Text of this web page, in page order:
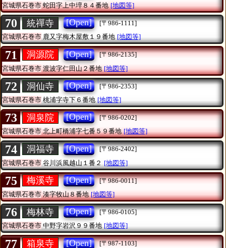
宮城県石巻市蛇田字上中埣８４番地 [地図等]
70 統禪寺 [Open]
[〒986-1111]
宮城県石巻市鹿又字梅木屋敷１９番地 [地図等]
71 洞源院 [Open]
[〒986-2135]
宮城県石巻市渡波字仁田山２番地 [地図等]
72 洞仙寺 [Open]
[〒986-2353]
宮城県石巻市桃浦字寺下６番地 [地図等]
73 洞泉院 [Open]
[〒986-0202]
宮城県石巻市北上町橋浦字七番５９番地 [地図等]
74 洞福寺 [Open]
[〒986-2402]
宮城県石巻市 谷川浜風越山１番２ [地図等]
75 梅溪寺 [Open]
[〒986-0011]
宮城県石巻市湊字牧山８番地 [地図等]
76 梅林寺 [Open]
[〒986-0105]
宮城県石巻市中野字岩沢９９番地 [地図等]
77 箱泉寺 [Open] [〒987-1103]